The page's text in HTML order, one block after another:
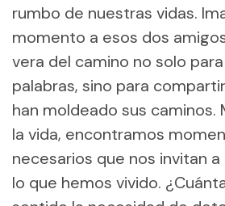
rumbo de nuestras vidas.
momento a esos dos
vera del camino no solo
palabras, sino para
han moldeado sus caminos.
la vida, encontramos
necesarios que nos invitan
lo que hemos vivido.